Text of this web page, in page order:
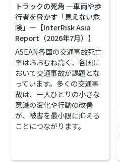
トラックの死角 ―車両や歩
行者を脅かす「見えない危
険」―【InterRisk Asia
Report（2026年7月）】
ASEAN各国の交通事故死亡
率はおおむね高く、各国に
おいて交通事故が課題とな
っています。多くの交通事
故は、一人ひとりの小さな
意識の変化や行動の改善
が、被害を最小限に抑える
ことにつながります。